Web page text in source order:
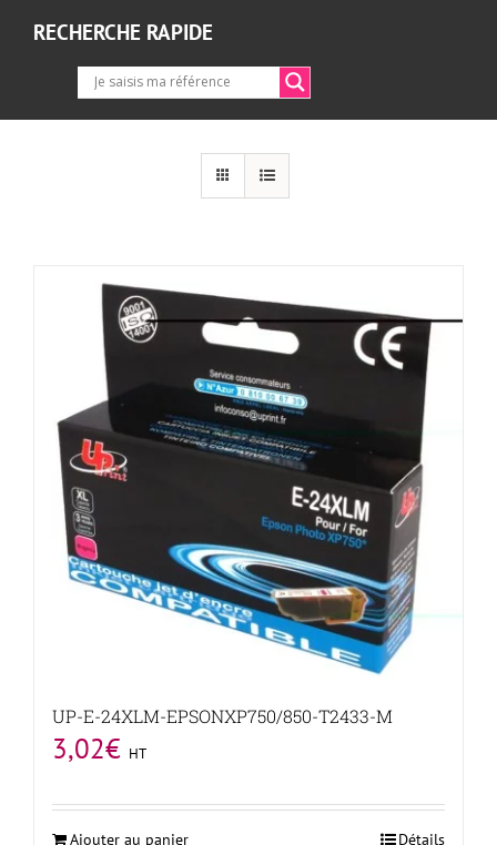
RECHERCHE RAPIDE
UP-E-24XLM-EPSONXP750/850-T2433-M
3,02€ HT
Ajouter au panier Détails